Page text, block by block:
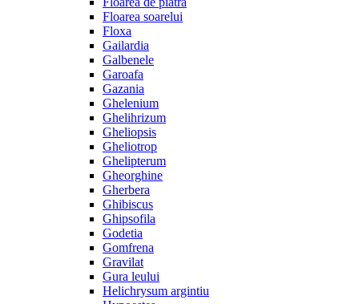
Floarea soarelui
Floxa
Gailardia
Galbenele
Garoafa
Gazania
Ghelenium
Ghelihrizum
Gheliopsis
Gheliotrop
Ghelipterum
Gheorghine
Gherbera
Ghibiscus
Ghipsofila
Godetia
Gomfrena
Gravilat
Gura leului
Helichrysum argintiu